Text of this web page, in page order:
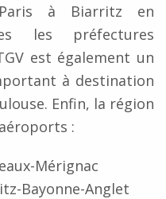
à Biarritz en
les préfectures
est également un
à destination
Enfin, la région
:
Mérignac
Bayonne-Anglet